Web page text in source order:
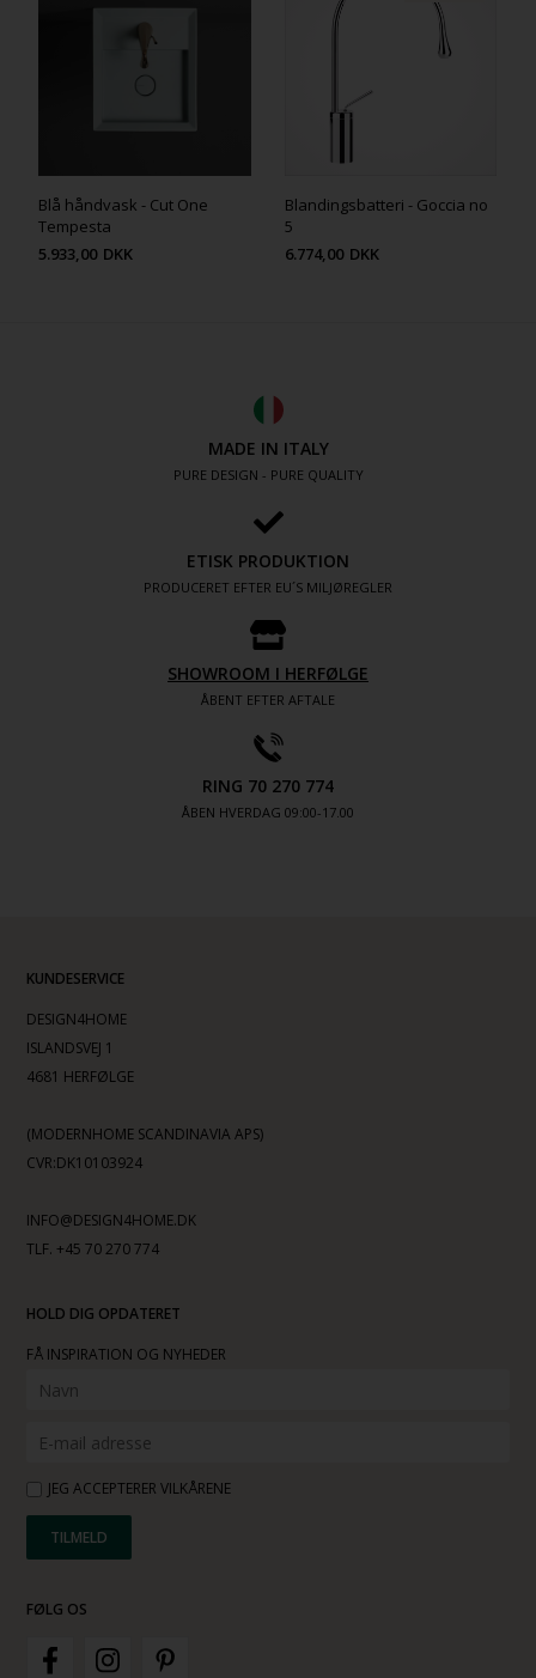
Blå håndvask - Cut One
Tempesta
5.933,00 DKK
Blandingsbatteri - Goccia no
5
6.774,00 DKK
MADE IN ITALY
PURE DESIGN - PURE QUALITY
ETISK PRODUKTION
PRODUCERET EFTER EU´S MILJØREGLER
SHOWROOM I HERFØLGE
ÅBENT EFTER AFTALE
RING 70 270 774
ÅBEN HVERDAG 09:00-17.00
KUNDESERVICE
DESIGN4HOME
ISLANDSVEJ 1
4681 HERFØLGE
(MODERNHOME SCANDINAVIA APS)
CVR:DK10103924
INFO@DESIGN4HOME.DK
TLF. +45 70 270 774
HOLD DIG OPDATERET
FÅ INSPIRATION OG NYHEDER
JEG ACCEPTERER VILKÅRENE
FØLG OS